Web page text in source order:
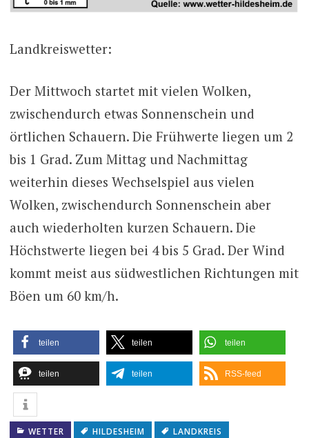
Landkreiswetter:
Der Mittwoch startet mit vielen Wolken,
zwischendurch etwas Sonnenschein und
örtlichen Schauern. Die Frühwerte liegen um 2
bis 1 Grad. Zum Mittag und Nachmittag
weiterhin dieses Wechselspiel aus vielen
Wolken, zwischendurch Sonnenschein aber
auch wiederholten kurzen Schauern. Die
Höchstwerte liegen bei 4 bis 5 Grad. Der Wind
kommt meist aus südwestlichen Richtungen mit
Böen um 60 km/h.
teilen teilen teilen
teilen teilen RSS-feed
WETTER HILDESHEIM LANDKREIS